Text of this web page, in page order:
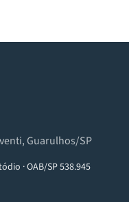
Guarulhos/SP
·OAB/SP 538.945